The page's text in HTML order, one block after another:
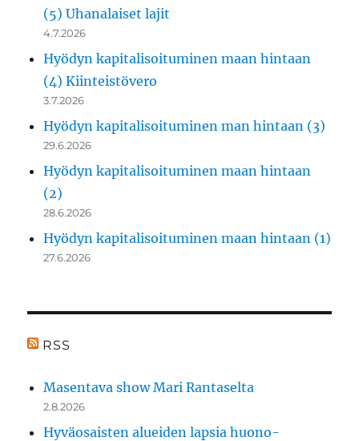
(5) Uhanalaiset lajit
4.7.2026
Hyödyn kapitalisoituminen maan hintaan
(4) Kiinteistövero
3.7.2026
Hyödyn kapitalisoituminen man hintaan (3)
29.6.2026
Hyödyn kapitalisoituminen maan hintaan
(2)
28.6.2026
Hyödyn kapitalisoituminen maan hintaan (1)
27.6.2026
RSS
Masentava show Mari Rantaselta
2.8.2026
Hyväosaisten alueiden lapsia huono-